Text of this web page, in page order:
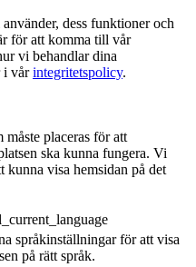
dess funktioner och
för att komma till vår
vi behandlar dina
i vårintegritetspolicy.
placeras för att
ska kunna fungera. Vi
kunna visa hemsidan på det
språkinställningar för att visa
på rätt språk.